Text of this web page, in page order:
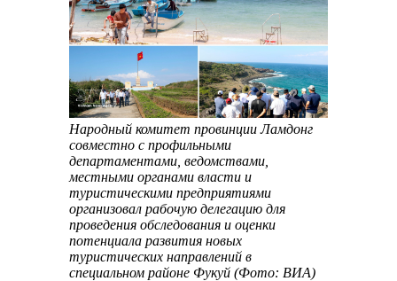
Народный комитет провинции Ламдонг
совместно с профильными
департаментами, ведомствами,
местными органами власти и
туристическими предприятиями
организовал рабочую делегацию для
проведения обследования и оценки
потенциала развития новых
туристических направлений в
специальном районе Фукуй (Фото: ВИА)